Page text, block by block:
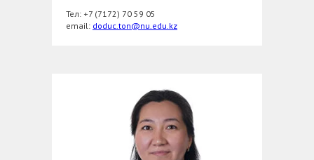
Тел: +7 (7172) 70 59 05
еmail: doduc.ton@nu.edu.kz